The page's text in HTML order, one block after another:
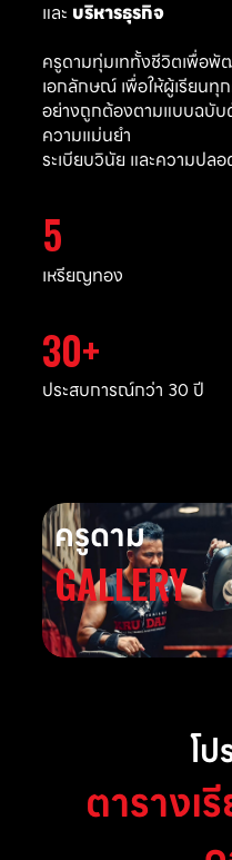
และ บริหารธุรกิจ
ครูดามทุ่มเททั้งชีวิตเพื่อ
เอกลักษณ์ เพื่อให้ผู้เรียนทุ
อย่างถูกต้องตามแบบฉบั
ความแม่นยำ
ระเบียบวินัย และความปล
5
เหรียญทอง
30
ประสบการณ์กว่า 30 ปี
ครูดาม
GALLERY
โป
ตารางเ